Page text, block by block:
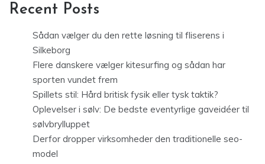
Recent Posts
Sådan vælger du den rette løsning til fliserens i
Silkeborg
Flere danskere vælger kitesurfing og sådan har
sporten vundet frem
Spillets stil: Hård britisk fysik eller tysk taktik?
Oplevelser i sølv: De bedste eventyrlige gaveidéer til
sølvbrylluppet
Derfor dropper virksomheder den traditionelle seo-
model